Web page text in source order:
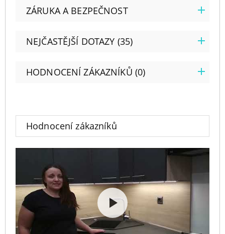
Hodnocení zákazníků
ZÁRUKA A BEZPEČNOST
NEJČASTĚJŠÍ DOTAZY (35)
HODNOCENÍ ZÁKAZNÍKŮ (0)